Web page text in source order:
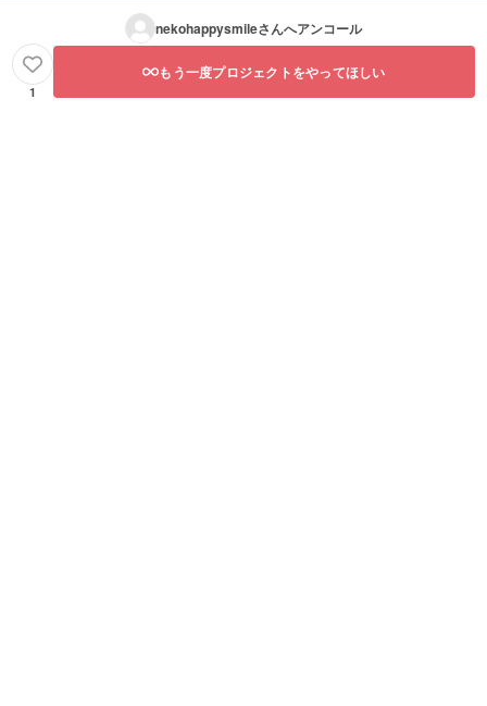
nekohappysmileさんへアンコール
1
もう一度プロジェクトをやってほしい